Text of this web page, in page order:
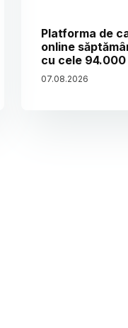
Platforma de
online
cu cele
07.08.2026